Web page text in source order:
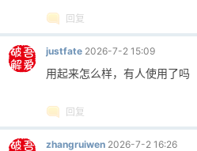
回复
justfate 2026-7-2 15:09
用起来怎么样，有人使用了吗
回复
zhangruiwen 2026-7-2 16:26